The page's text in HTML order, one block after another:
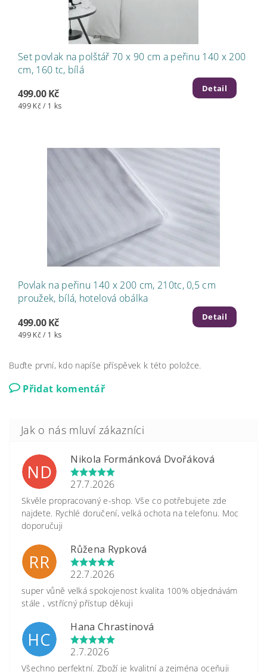
Set povlak na polštář 70 x 90 cm a peřinu 140 x 200
cm, 160 tc, bílá
499.00 Kč
499 Kč / 1 ks
Detail
Povlak na peřinu 140 x 200 cm, 210tc, 0,5 cm
proužek, bílá, hotelová obálka
499.00 Kč
499 Kč / 1 ks
Detail
Buďte první, kdo napíše příspěvek k této položce.
Přidat komentář
ND
Nikola Formánková Dvořáková
27.7.2026
Skvěle propracovaný e-shop. Vše co potřebujete zde
najdete. Rychlé doručení, velká ochota na telefonu. Moc
doporučuji
RR
Růžena Rypková
22.7.2026
super vůně velká spokojenost kvalita 100% objednávám
stále , vstřícný přístup děkuji
HC
Hana Chrastinová
2.7.2026
Všechno perfektní. Zboží je kvalitní a zejména oceňuji